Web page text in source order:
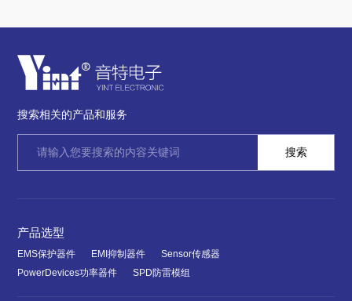
搜索相关的产品和服务
产品选型
EMS保护器件 EMI抑制器件
Sensor传感器
PowerDevices功率器件
SPD防雷模组